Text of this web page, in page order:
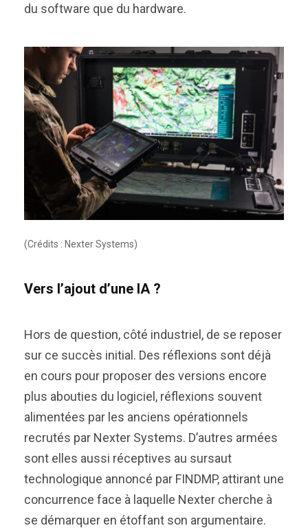
du software que du hardware.
(Crédits : Nexter Systems)
Vers l’ajout d’une IA ?
Hors de question, côté industriel, de se reposer
sur ce succès initial. Des réflexions sont déjà
en cours pour proposer des versions encore
plus abouties du logiciel, réflexions souvent
alimentées par les anciens opérationnels
recrutés par Nexter Systems. D’autres armées
sont elles aussi réceptives au sursaut
technologique annoncé par FINDMP, attirant une
concurrence face à laquelle Nexter cherche à
se démarquer en étoffant son argumentaire.